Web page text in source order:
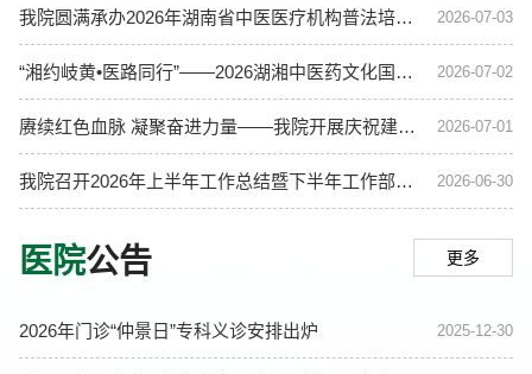
2026-07-03
我院圆满承办2026年湖南省中医医疗机构普法培训班
2026-07-02
“湘约岐黄•医路同行”——2026湖湘中医药文化国际研学营来院参观
2026-07-01
赓续红色血脉 凝聚奋进力量——我院开展庆祝建党105周年系列主题活动
2026-06-30
我院召开2026年上半年工作总结暨下半年工作部署会议
医院公告 更多
2025-12-30
2026年门诊“仲景日”专科义诊安排出炉